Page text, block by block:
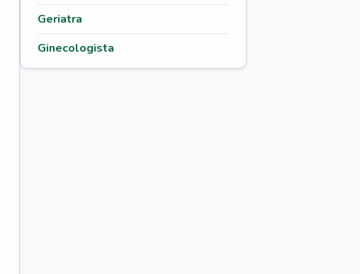
Geriatra
Ginecologista